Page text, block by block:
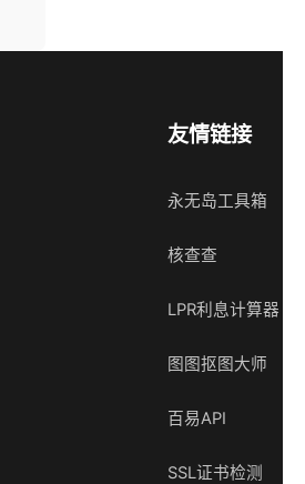
友情链接
永无岛工具箱
核查查
LPR利息计算器
图图抠图大师
百易API
SSL证书检测